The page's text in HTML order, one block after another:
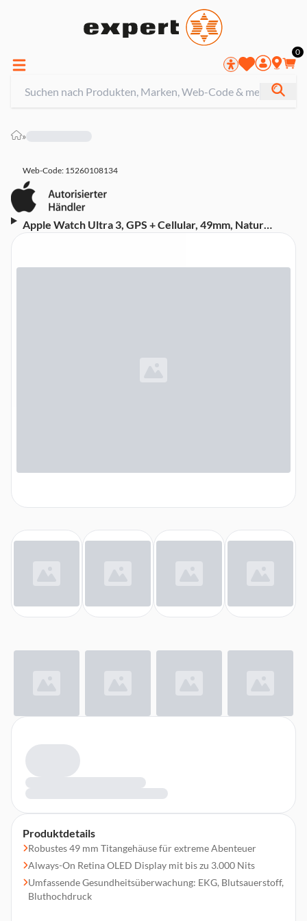
0
»
Web-Code: 15260108134
Apple Watch Ultra 3, GPS + Cellular, 49mm, Natur
Produktdetails
Robustes 49 mm Titangehäuse für extreme Abenteuer
Always-On Retina OLED Display mit bis zu 3.000 Nits
Umfassende Gesundheitsüberwachung: EKG, Blutsauerstoff,
Bluthochdruck